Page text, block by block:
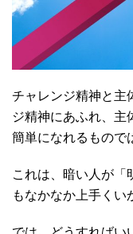
チャレンジ精神と主
ジ精神にあふれ、主
簡単になれるもので
これは、暗い人が「
もなかなか上手くい